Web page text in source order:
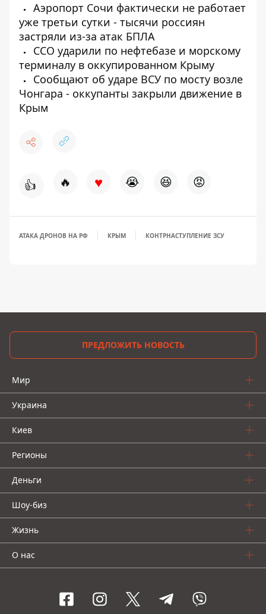
Аэропорт Сочи фактически не работает
уже третьи сутки - тысячи россиян
застряли из-за атак БПЛА
ССО ударили по нефтебазе и морскому
терминалу в оккупированном Крыму
Сообщают об ударе ВСУ по мосту возле
Чонгара - оккупанты закрыли движение в
Крым
👍 🔥 ♥ 😭 😆 😡
АТАКА ДРОНОВ НА РФ КРЫМ КОНТРНАСТУПЛЕНИЕ ЗСУ
ПРЕДЛОЖИТЬ НОВОСТЬ
Мир
Украина
Киев
Регионы
Деньги
Шоу-биз
Жизнь
О нас